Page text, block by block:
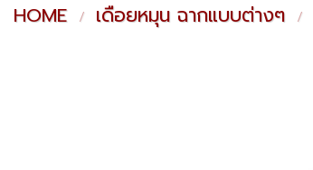
HOME / เดือยหมุน ฉากแบบต่างๆ /